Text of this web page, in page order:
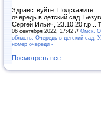
Здравствуйте. Подскажите
очередь в детский сад.
Сергей Ильич, 23.10.20 г.р...
06 сентября 2022, 17:42 // Омск.
область. Очередь в детский сад.
номер очереди -
Посмотреть все